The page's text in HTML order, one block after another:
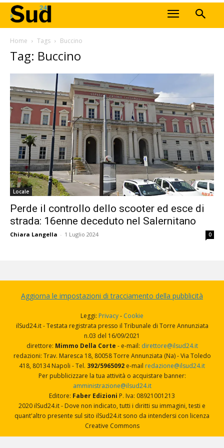
Home Tags Buccino
Tag: Buccino
Locale
Perde il controllo dello scooter ed esce di
strada: 16enne deceduto nel Salernitano
Chiara Langella - 1 Luglio 2024 0
Aggiorna le impostazioni di tracciamento della pubblicità
Leggi: Privacy- Cookie
ilSud24.it - Testata registrata presso il Tribunale di Torre Annunziata
n.03 del 16/09/2021
direttore: Mimmo Della Corte - e-mail: direttore@ilsud24.it
redazioni: Trav. Maresca 18, 80058 Torre Annunziata (Na) - Via Toledo
418, 80134 Napoli - Tel. 392/5965092 e-mail redazione@ilsud24.it
Per pubblicizzare la tua attività o acquistare banner:
amministrazione@ilsud24.it
Editore: Faber Edizioni P. Iva: 08921001213
2020 ilSud24.it - Dove non indicato, tutti i diritti su immagini, testi e
quant'altro presente sul sito ilSud24.it sono da intendersi con licenza
Creative Commons